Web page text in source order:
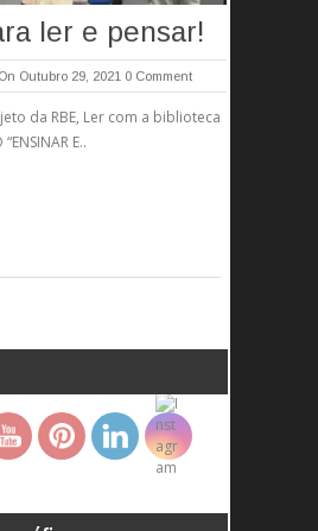
ler e pensar!
On Outubro 29, 2021 0 Comment
da RBE, Ler com a biblioteca
E..